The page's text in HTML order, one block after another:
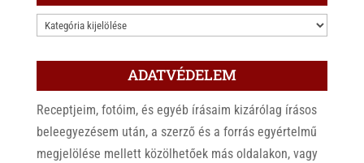
KATEGÓRIÁK
ADATVÉDELEM
Receptjeim, fotóim, és egyéb írásaim kizárólag írásos
beleegyezésem után, a szerző és a forrás egyértelmű
megjelölése mellett közölhetőek más oldalakon, vagy